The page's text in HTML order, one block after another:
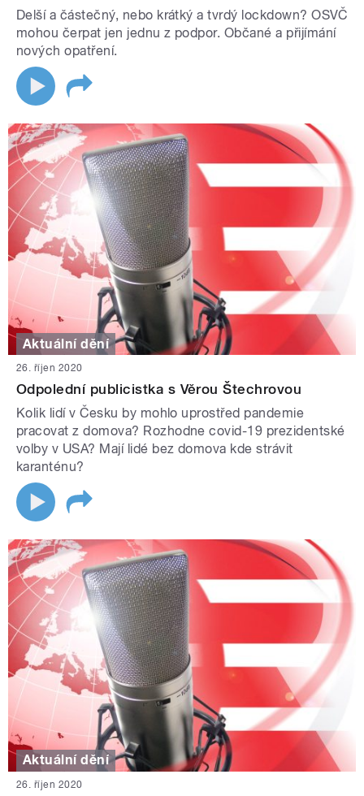
Delší a částečný, nebo krátký a tvrdý lockdown? OSVČ
mohou čerpat jen jednu z podpor. Občané a přijímání
nových opatření.
Aktuální dění
26. říjen 2020
Odpolední publicistka s Věrou Štechrovou
Kolik lidí v Česku by mohlo uprostřed pandemie
pracovat z domova? Rozhodne covid-19 prezidentské
volby v USA? Mají lidé bez domova kde strávit
karanténu?
Aktuální dění
26. říjen 2020